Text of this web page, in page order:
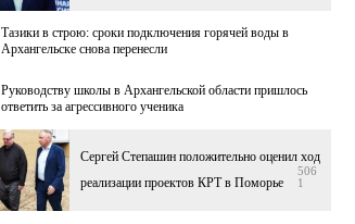
Тазики в строю: сроки подключения горячей воды в
Архангельске снова перенесли
Руководству школы в Архангельской области пришлось
ответить за агрессивного ученика
Сергей Степашин положительно оценил ход
реализации проектов КРТ в Поморье
506
1